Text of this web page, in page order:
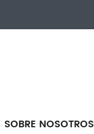
SOBRE NOSOTROS